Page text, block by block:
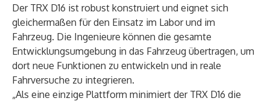
Der TRX D16 ist robust konstruiert und eignet sich
gleichermaßen für den Einsatz im Labor und im
Fahrzeug. Die Ingenieure können die gesamte
Entwicklungsumgebung in das Fahrzeug übertragen, um
dort neue Funktionen zu entwickeln und in reale
Fahrversuche zu integrieren.
„Als eine einzige Plattform minimiert der TRX D16 die